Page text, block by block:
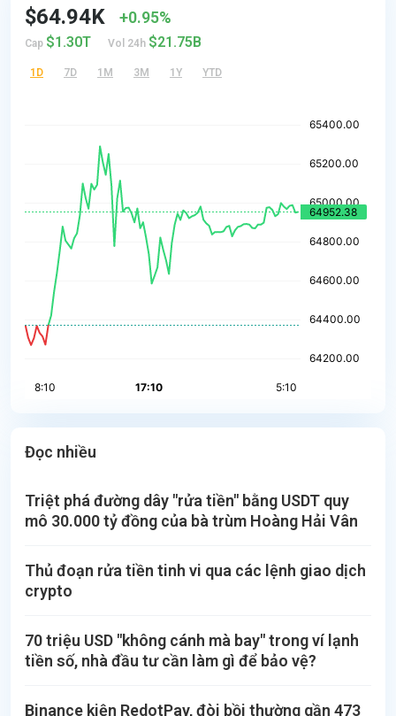
$64.94K 0.95%
Cap $1.30T Vol 24h $21.75B
1D 7D 1M 3M 1Y YTD
Đọc nhiều
Triệt phá đường dây "rửa tiền" bằng USDT quy
mô 30.000 tỷ đồng của bà trùm Hoàng Hải Vân
Thủ đoạn rửa tiền tinh vi qua các lệnh giao dịch
crypto
70 triệu USD "không cánh mà bay" trong ví lạnh
tiền số, nhà đầu tư cần làm gì để bảo vệ?
Binance kiện RedotPay, đòi bồi thường gần 473